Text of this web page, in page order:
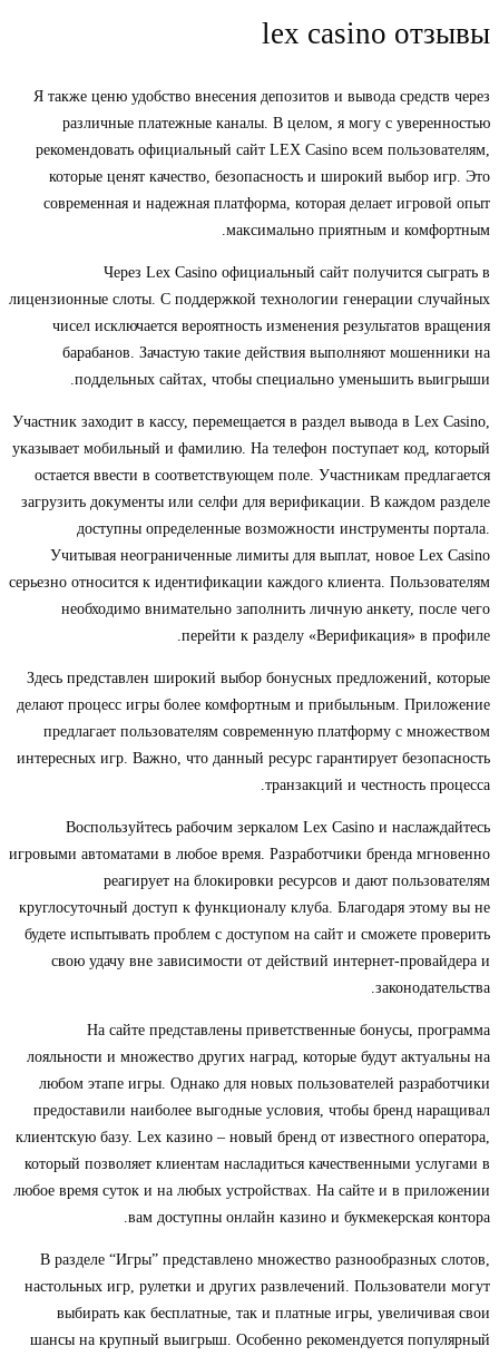
lex casino отзывы
Я также ценю удобство внесения депозитов и вывода средств через
различные платежные каналы. В целом, я могу с уверенностью
рекомендовать официальный сайт LEX Casino всем пользователям,
которые ценят качество, безопасность и широкий выбор игр. Это
современная и надежная платформа, которая делает игровой опыт
максимально приятным и комфортным.
Через Lex Casino официальный сайт получится сыграть в
лицензионные слоты. С поддержкой технологии генерации случайных
чисел исключается вероятность изменения результатов вращения
барабанов. Зачастую такие действия выполняют мошенники на
поддельных сайтах, чтобы специально уменьшить выигрыши.
Участник заходит в кассу, перемещается в раздел вывода в Lex Casino,
указывает мобильный и фамилию. На телефон поступает код, который
остается ввести в соответствующем поле. Участникам предлагается
загрузить документы или селфи для верификации. В каждом разделе
доступны определенные возможности инструменты портала.
Учитывая неограниченные лимиты для выплат, новое Lex Casino
серьезно относится к идентификации каждого клиента. Пользователям
необходимо внимательно заполнить личную анкету, после чего
перейти к разделу «Верификация» в профиле.
Здесь представлен широкий выбор бонусных предложений, которые
делают процесс игры более комфортным и прибыльным. Приложение
предлагает пользователям современную платформу с множеством
интересных игр. Важно, что данный ресурс гарантирует безопасность
транзакций и честность процесса.
Воспользуйтесь рабочим зеркалом Lex Casino и наслаждайтесь
игровыми автоматами в любое время. Разработчики бренда мгновенно
реагирует на блокировки ресурсов и дают пользователям
круглосуточный доступ к функционалу клуба. Благодаря этому вы не
будете испытывать проблем с доступом на сайт и сможете проверить
свою удачу вне зависимости от действий интернет-провайдера и
законодательства.
На сайте представлены приветственные бонусы, программа
лояльности и множество других наград, которые будут актуальны на
любом этапе игры. Однако для новых пользователей разработчики
предоставили наиболее выгодные условия, чтобы бренд наращивал
клиентскую базу. Lex казино – новый бренд от известного оператора,
который позволяет клиентам насладиться качественными услугами в
любое время суток и на любых устройствах. На сайте и в приложении
вам доступны онлайн казино и букмекерская контора.
В разделе “Игры” представлено множество разнообразных слотов,
настольных игр, рулетки и других развлечений. Пользователи могут
выбирать как бесплатные, так и платные игры, увеличивая свои
шансы на крупный выигрыш. Особенно рекомендуется популярный